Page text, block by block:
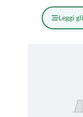
Leggi